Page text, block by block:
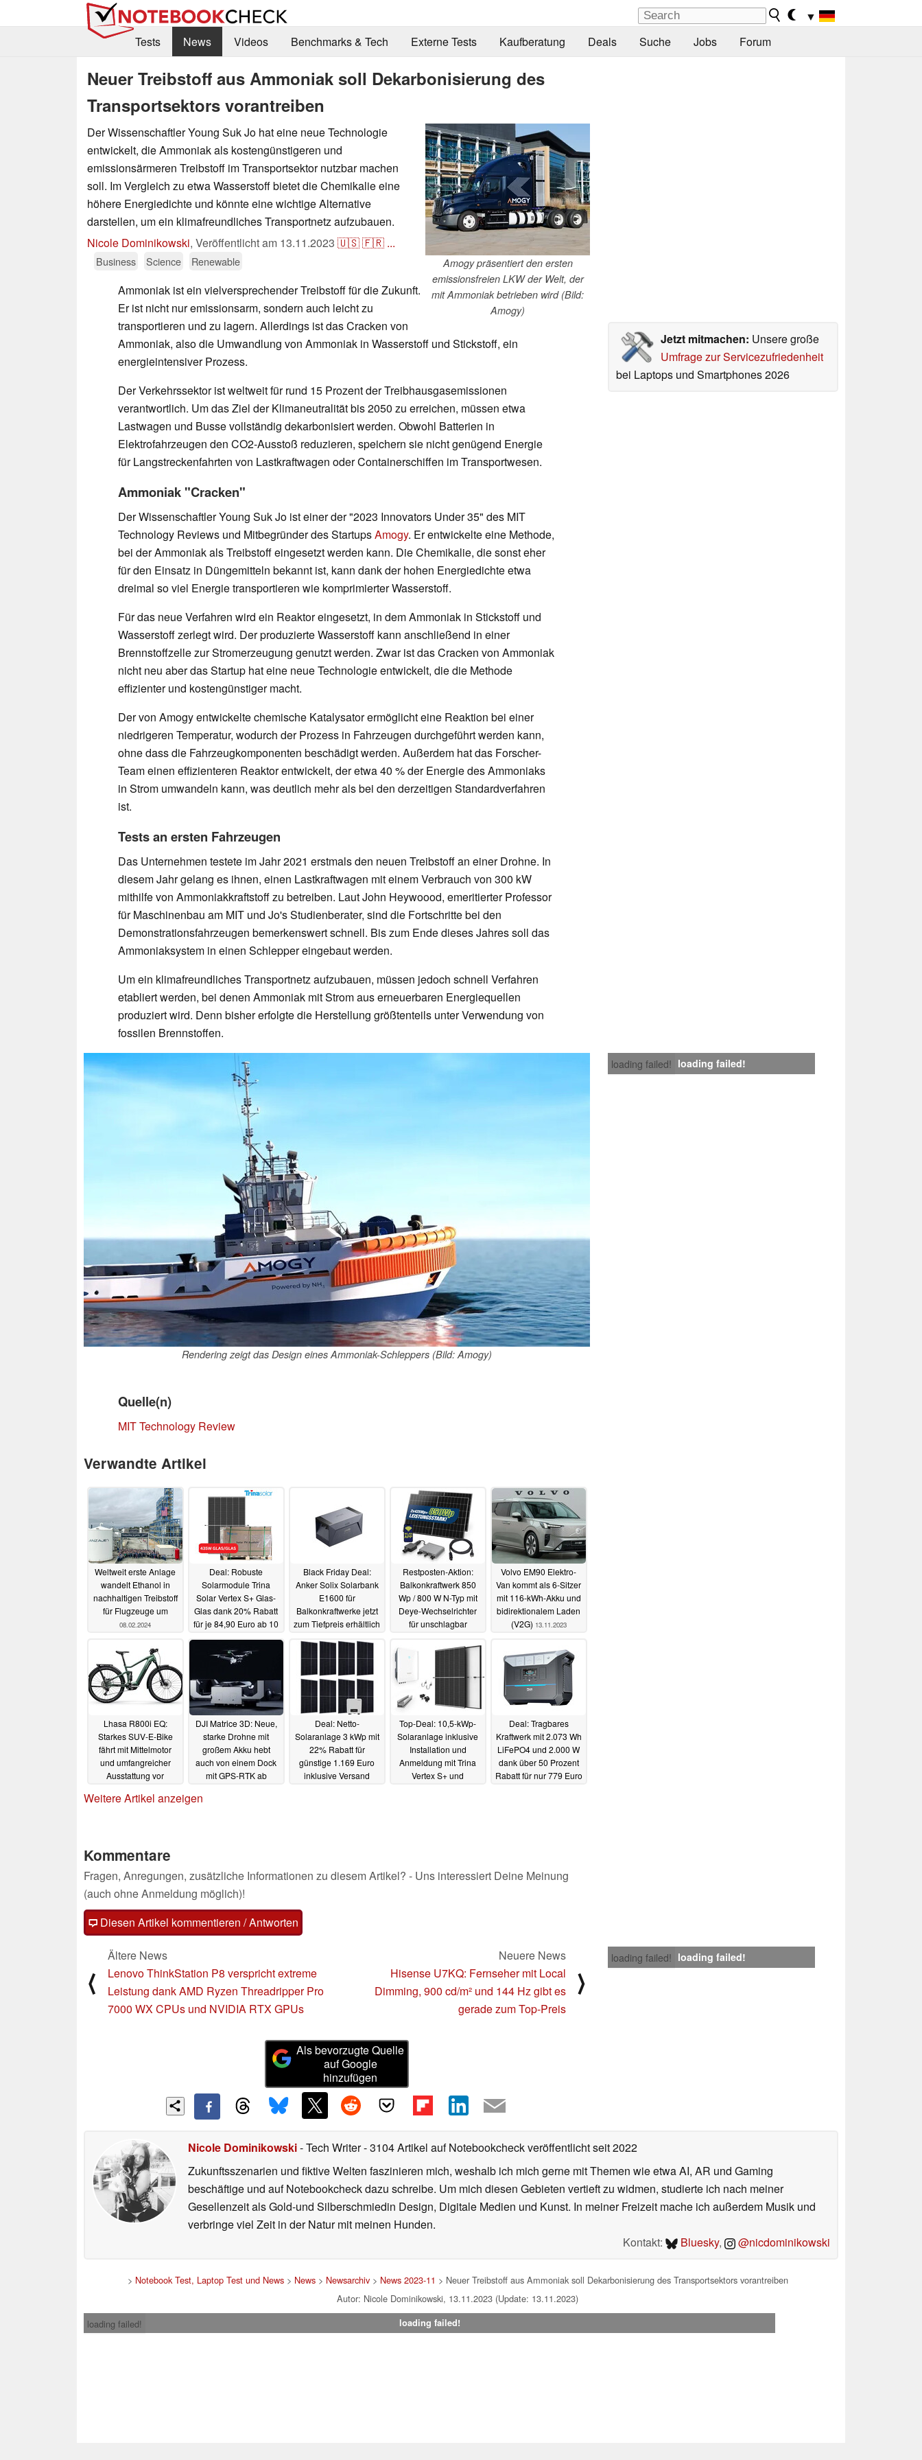
▼
Tests
News Videos Benchmarks & Tech Externe Tests Kaufberatung Deals Suche Jobs Forum
Neuer Treibstoff aus Ammoniak soll Dekarbonisierung des
Transportsektors vorantreiben
Amogy präsentiert den ersten
emissionsfreien LKW der Welt, der
mit Ammoniak betrieben wird (Bild:
Amogy)
Der Wissenschaftler Young Suk Jo hat eine neue Technologie
entwickelt, die Ammoniak als kostengünstigeren und
emissionsärmeren Treibstoff im Transportsektor nutzbar machen
soll. Im Vergleich zu etwa Wasserstoff bietet die Chemikalie eine
höhere Energiedichte und könnte eine wichtige Alternative
darstellen, um ein klimafreundliches Transportnetz aufzubauen.
Nicole Dominikowski, Veröffentlicht am 13.11.2023 🇺🇸🇫🇷 ...
Business Science Renewable
Jetzt mitmachen: Unsere große
Umfrage zur Servicezufriedenheit
bei Laptops und Smartphones 2026
Ammoniak ist ein vielversprechender Treibstoff für die Zukunft.
Er ist nicht nur emissionsarm, sondern auch leicht zu
transportieren und zu lagern. Allerdings ist das Cracken von
Ammoniak, also die Umwandlung von Ammoniak in Wasserstoff und Stickstoff, ein
energieintensiver Prozess.
Der Verkehrssektor ist weltweit für rund 15 Prozent der Treibhausgasemissionen
verantwortlich. Um das Ziel der Klimaneutralität bis 2050 zu erreichen, müssen etwa
Lastwagen und Busse vollständig dekarbonisiert werden. Obwohl Batterien in
Elektrofahrzeugen den CO2-Ausstoß reduzieren, speichern sie nicht genügend Energie
für Langstreckenfahrten von Lastkraftwagen oder Containerschiffen im Transportwesen.
Ammoniak "Cracken"
Der Wissenschaftler Young Suk Jo ist einer der "2023 Innovators Under 35" des MIT
Technology Reviews und Mitbegründer des StartupsAmogy. Er entwickelte eine Methode,
bei der Ammoniak als Treibstoff eingesetzt werden kann. Die Chemikalie, die sonst eher
für den Einsatz in Düngemitteln bekannt ist, kann dank der hohen Energiedichte etwa
dreimal so viel Energie transportieren wie komprimierter Wasserstoff.
Für das neue Verfahren wird ein Reaktor eingesetzt, in dem Ammoniak in Stickstoff und
Wasserstoff zerlegt wird. Der produzierte Wasserstoff kann anschließend in einer
Brennstoffzelle zur Stromerzeugung genutzt werden. Zwar ist das Cracken von Ammoniak
nicht neu aber das Startup hat eine neue Technologie entwickelt, die die Methode
effizienter und kostengünstiger macht.
Der von Amogy entwickelte chemische Katalysator ermöglicht eine Reaktion bei einer
niedrigeren Temperatur, wodurch der Prozess in Fahrzeugen durchgeführt werden kann,
ohne dass die Fahrzeugkomponenten beschädigt werden. Außerdem hat das Forscher-
Team einen effizienteren Reaktor entwickelt, der etwa 40 % der Energie des Ammoniaks
in Strom umwandeln kann, was deutlich mehr als bei den derzeitigen Standardverfahren
ist.
Tests an ersten Fahrzeugen
Das Unternehmen testete im Jahr 2021 erstmals den neuen Treibstoff an einer Drohne. In
diesem Jahr gelang es ihnen, einen Lastkraftwagen mit einem Verbrauch von 300 kW
mithilfe von Ammoniakkraftstoff zu betreiben. Laut John Heywoood, emeritierter Professor
für Maschinenbau am MIT und Jo's Studienberater, sind die Fortschritte bei den
Demonstrationsfahrzeugen bemerkenswert schnell. Bis zum Ende dieses Jahres soll das
Ammoniaksystem in einen Schlepper eingebaut werden.
Um ein klimafreundliches Transportnetz aufzubauen, müssen jedoch schnell Verfahren
etabliert werden, bei denen Ammoniak mit Strom aus erneuerbaren Energiequellen
produziert wird. Denn bisher erfolgte die Herstellung größtenteils unter Verwendung von
fossilen Brennstoffen.
loading failed! loading failed!
Rendering zeigt das Design eines Ammoniak-Schleppers (Bild: Amogy)
Quelle(n)
MIT Technology Review
Verwandte Artikel
Weltweit erste Anlage
wandelt Ethanol in
nachhaltigen Treibstoff
für Flugzeuge um
08.02.2024
Deal: Robuste
Solarmodule Trina
Solar Vertex S+ Glas-
Glas dank 20% Rabatt
für je 84,90 Euro ab 10
16.11.2023
Black Friday Deal:
Anker Solix Solarbank
E1600 für
Balkonkraftwerke jetzt
zum Tiefpreis erhältlich
Restposten-Aktion:
Balkonkraftwerk 850
Wp / 800 W N-Typ mit
Deye-Wechselrichter
für unschlagbar
14.11.2023
Volvo EM90 Elektro-
Van kommt als 6-Sitzer
mit 116-kWh-Akku und
bidirektionalem Laden
(V2G) 13.11.2023
Lhasa R800i EQ:
Starkes SUV-E-Bike
fährt mit Mittelmotor
und umfangreicher
Ausstattung vor
DJI Matrice 3D: Neue,
starke Drohne mit
großem Akku hebt
auch von einem Dock
mit GPS-RTK ab
Deal: Netto-
Solaranlage 3 kWp mit
22% Rabatt für
günstige 1.169 Euro
inklusive Versand
Top-Deal: 10,5-kWp-
Solaranlage inklusive
Installation und
Anmeldung mit Trina
Vertex S+ und
Deal: Tragbares
Kraftwerk mit 2.073 Wh
LiFePO4 und 2.000 W
dank über 50 Prozent
Rabatt für nur 779 Euro
Weitere Artikel anzeigen
Kommentare
Fragen, Anregungen, zusätzliche Informationen zu diesem Artikel? - Uns interessiert Deine Meinung
(auch ohne Anmeldung möglich)!
Diesen Artikel kommentieren / Antworten
loading failed! loading failed!
⟨
Ältere News
Lenovo ThinkStation P8 verspricht extreme
Leistung dank AMD Ryzen Threadripper Pro
7000 WX CPUs und NVIDIA RTX GPUs
Neuere News
Hisense U7KQ: Fernseher mit Local
Dimming, 900 cd/m² und 144 Hz gibt es
gerade zum Top-Preis
⟩
Als bevorzugte Quelle
auf Google
hinzufügen
Nicole Dominikowski- Tech Writer- 3104 Artikel auf Notebookcheck veröffentlichtseit 2022
Zukunftsszenarien und fiktive Welten faszinieren mich, weshalb ich mich gerne mit Themen wie etwa AI, AR und Gaming
beschäftige und auf Notebookcheck dazu schreibe. Um mich diesen Gebieten vertieft zu widmen, studierte ich nach meiner
Gesellenzeit als Gold-und Silberschmiedin Design, Digitale Medien und Kunst. In meiner Freizeit mache ich außerdem Musik und
verbringe viel Zeit in der Natur mit meinen Hunden.
Kontakt:
Bluesky, @nicdominikowski
> Notebook Test, Laptop Test und News> News> Newsarchiv> News 2023-11 > Neuer Treibstoff aus Ammoniak soll Dekarbonisierung des Transportsektors vorantreiben
Autor: Nicole Dominikowski, 13.11.2023 (Update: 13.11.2023)
loading failed!
loading failed!